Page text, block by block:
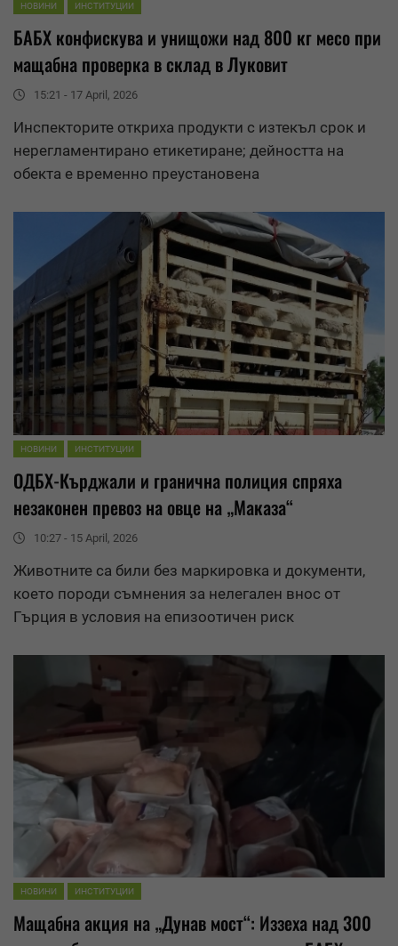
НОВИНИ ИНСТИТУЦИИ
БАБХ конфискува и унищожи над 800 кг месо при
мащабна проверка в склад в Луковит
15:21 - 17 April, 2026
Инспекторите откриха продукти с изтекъл срок и
нерегламентирано етикетиране; дейността на
обекта е временно преустановена
НОВИНИ ИНСТИТУЦИИ
ОДБХ-Кърджали и гранична полиция спряха
незаконен превоз на овце на „Маказа“
10:27 - 15 April, 2026
Животните са били без маркировка и документи,
което породи съмнения за нелегален внос от
Гърция в условия на епизоотичен риск
НОВИНИ ИНСТИТУЦИИ
Мащабна акция на „Дунав мост“: Иззеха над 300